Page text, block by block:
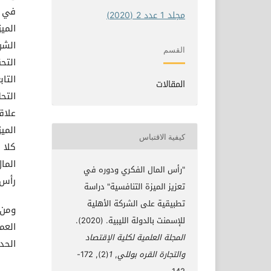
في
مجلد 1 عدد 2 (2020)
القسم
المقالات
كيفية الاقتباس
"رأس المال الفكري ودوره في
تعزيز الميزة التنافسية" دراسة
تطبيقية على الشركة الأهلية
للإسمنت بالدولة الليبية. (2020).
المجلة العلمية لكلية الإقتصاد
والتجارة القره بوللي,
1
(2), 172-